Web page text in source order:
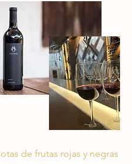
de frutas rojas y negras